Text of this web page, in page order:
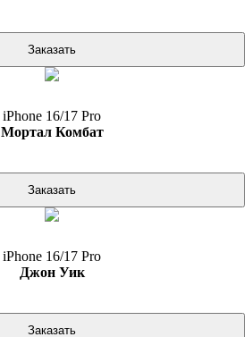
Заказать
iPhone 16/17 Pro
Мортал Комбат
Заказать
iPhone 16/17 Pro
Джон Уик
Заказать